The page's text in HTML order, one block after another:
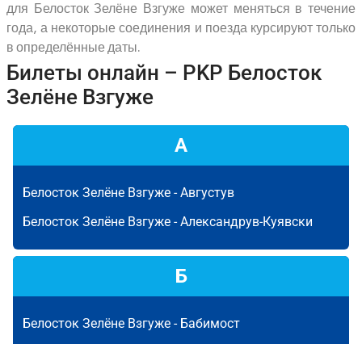
для Белосток Зелёне Взгуже может меняться в течение
года, а некоторые соединения и поезда курсируют только
в определённые даты.
Билеты онлайн – PKP Белосток
Зелёне Взгуже
А
Белосток Зелёне Взгуже -Августув
Белосток Зелёне Взгуже -Александрув-Куявски
Б
Белосток Зелёне Взгуже - Бабимост